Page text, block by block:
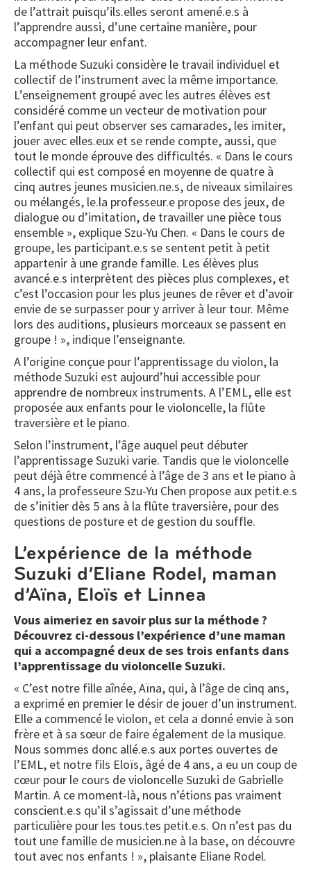
de l’attrait puisqu’ils.elles seront amené.e.s à
l’apprendre aussi, d’une certaine manière, pour
accompagner leur enfant.
La méthode Suzuki considère le travail individuel et
collectif de l’instrument avec la même importance.
L’enseignement groupé avec les autres élèves est
considéré comme un vecteur de motivation pour
l’enfant qui peut observer ses camarades, les imiter,
jouer avec elles.eux et se rende compte, aussi, que
tout le monde éprouve des difficultés. « Dans le cours
collectif qui est composé en moyenne de quatre à
cinq autres jeunes musicien.ne.s, de niveaux similaires
ou mélangés, le.la professeur.e propose des jeux, de
dialogue ou d’imitation, de travailler une pièce tous
ensemble », explique Szu-Yu Chen. « Dans le cours de
groupe, les participant.e.s se sentent petit à petit
appartenir à une grande famille. Les élèves plus
avancé.e.s interprètent des pièces plus complexes, et
c’est l’occasion pour les plus jeunes de rêver et d’avoir
envie de se surpasser pour y arriver à leur tour. Même
lors des auditions, plusieurs morceaux se passent en
groupe ! », indique l’enseignante.
A l’origine conçue pour l’apprentissage du violon, la
méthode Suzuki est aujourd’hui accessible pour
apprendre de nombreux instruments. A l’EML, elle est
proposée aux enfants pour le violoncelle, la flûte
traversière et le piano.
Selon l’instrument, l’âge auquel peut débuter
l’apprentissage Suzuki varie. Tandis que le violoncelle
peut déjà être commencé à l’âge de 3 ans et le piano à
4 ans, la professeure Szu-Yu Chen propose aux petit.e.s
de s’initier dès 5 ans à la flûte traversière, pour des
questions de posture et de gestion du souffle.
L’expérience de la méthode
Suzuki d’Eliane Rodel, maman
d’Aïna, Eloïs et Linnea
Vous aimeriez en savoir plus sur la méthode ?
Découvrez ci-dessous l’expérience d’une maman
qui a accompagné deux de ses trois enfants dans
l’apprentissage du violoncelle Suzuki.
« C’est notre fille aînée, Aïna, qui, à l’âge de cinq ans,
a exprimé en premier le désir de jouer d’un instrument.
Elle a commencé le violon, et cela a donné envie à son
frère et à sa sœur de faire également de la musique.
Nous sommes donc allé.e.s aux portes ouvertes de
l’EML, et notre fils Eloïs, âgé de 4 ans, a eu un coup de
cœur pour le cours de violoncelle Suzuki de Gabrielle
Martin. A ce moment-là, nous n’étions pas vraiment
conscient.e.s qu’il s’agissait d’une méthode
particulière pour les tous.tes petit.e.s. On n’est pas du
tout une famille de musicien.ne à la base, on découvre
tout avec nos enfants ! », plaisante Eliane Rodel.